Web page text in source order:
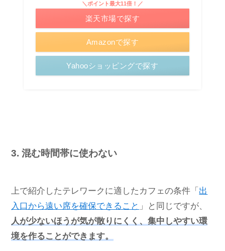
Amazonで探す
＼ポイント最大11倍！／
楽天市場で探す
Yahooショッピングで探す
3. 混む時間帯に使わない
上で紹介したテレワークに適したカフェの条件「 出
入口から遠い席を確保できること 」と同じですが、
人が少ないほうが気が散りにくく、集中しやすい環
境を作ることができます。